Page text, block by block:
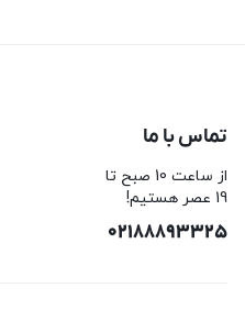
تماس با ما
از ساعت 10 صبح تا
19 عصر هستیم!
02188893325